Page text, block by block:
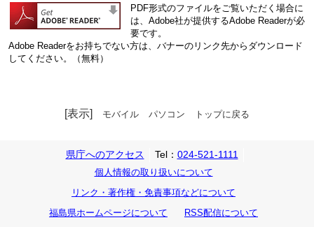
PDF形式のファイルをご覧いただく場合に
は、Adobe社が提供するAdobe Readerが必
要です。
Adobe Readerをお持ちでない方は、バナーのリンク先からダウンロード
してください。（無料）
[表示] モバイル パソコン トップに戻る
県庁へのアクセス Tel： 024-521-1111
個人情報の取り扱いについて
リンク・著作権・免責事項などについて
福島県ホームページについて
RSS配信について